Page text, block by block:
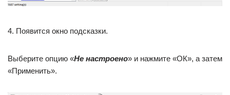
4. Появится окно подсказки.
Выберите опцию «Не настроено» и нажмите «ОК», а затем
«Применить».